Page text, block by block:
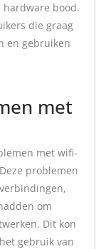
bood.
die graag
en gebruiken
met
met wifi-
problemen
om
Dit kon
gebruik van